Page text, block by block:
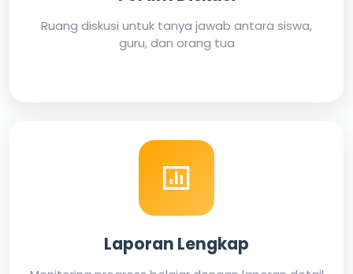
Ruang diskusi untuk tanya jawab antara siswa,
guru, dan orang tua
Laporan Lengkap